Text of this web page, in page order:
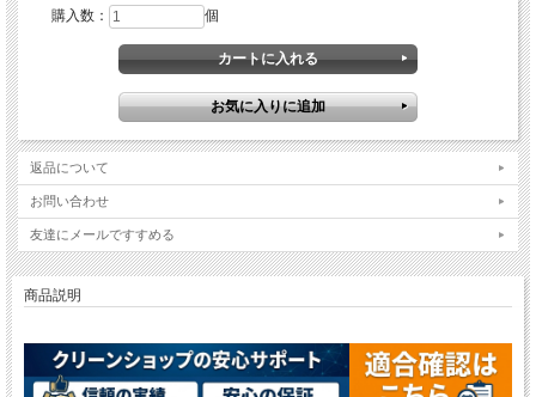
購入数： 個
返品について
お問い合わせ
友達にメールですすめる
商品説明